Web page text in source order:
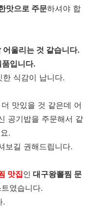
맛으로 주문하셔야 합
울리는 것 같습니다.
입니다.
식감이 납니다.
맛있을 것 같은데 어
공기밥을 주문해서 같
.
보길 권해드립니다.
맛집인 대구왕뽈찜 문
였습니다.
.